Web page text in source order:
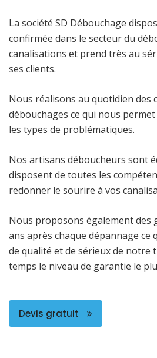
La société SD Débouchage
confirmée dans le secteur du
canalisations et prend très au
ses clients.
Nous réalisons au quotidien des
débouchages ce qui nous
les types de problématiques.
Nos artisans déboucheurs sont
disposent de toutes les
redonner le sourire à vos
Nous proposons également des
ans après chaque dépannage ce
de qualité et de sérieux de notre
temps le niveau de garantie le
Devis gratuit